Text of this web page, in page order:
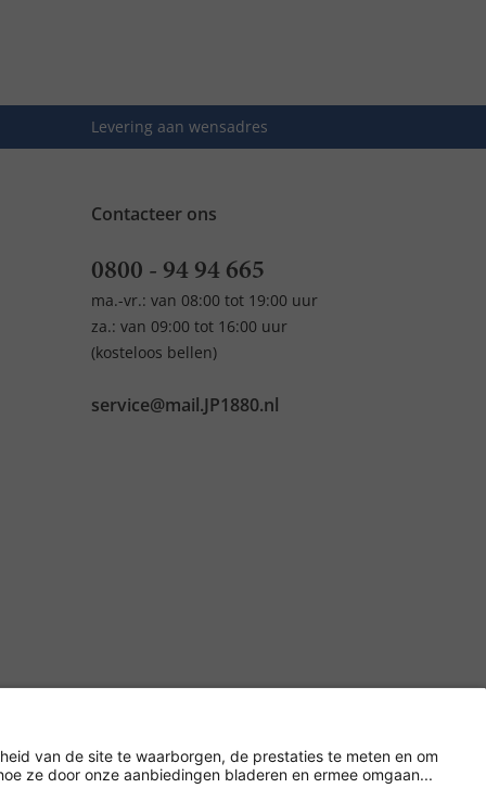
Levering aan wensadres
Contacteer ons
0800 - 94 94 665
ma.-vr.: van 08:00 tot 19:00 uur
za.: van 09:00 tot 16:00 uur
(kosteloos bellen)
service@mail.JP1880.nl